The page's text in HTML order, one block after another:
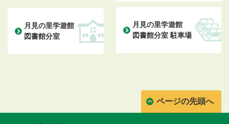
月見の里学遊館
図書館分室
月見の里学遊館
図書館分室 駐車場
ページの先頭へ